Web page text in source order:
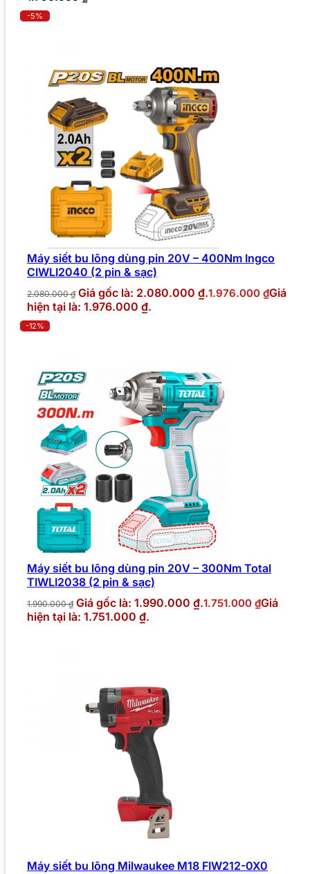
-5%
Máy siết bu lông dùng pin 20V – 400Nm Ingco
CIWLI2040 (2 pin & sạc)
2.080.000₫ Giá gốc là: 2.080.000 ₫.1.976.000 ₫Giá
hiện tại là: 1.976.000 ₫.
-12%
Máy siết bu lông dùng pin 20V – 300Nm Total
TIWLI2038 (2 pin & sạc)
1.990.000₫ Giá gốc là: 1.990.000 ₫.1.751.000 ₫Giá
hiện tại là: 1.751.000 ₫.
Máy siết bu lông Milwaukee M18 FIW212-0X0